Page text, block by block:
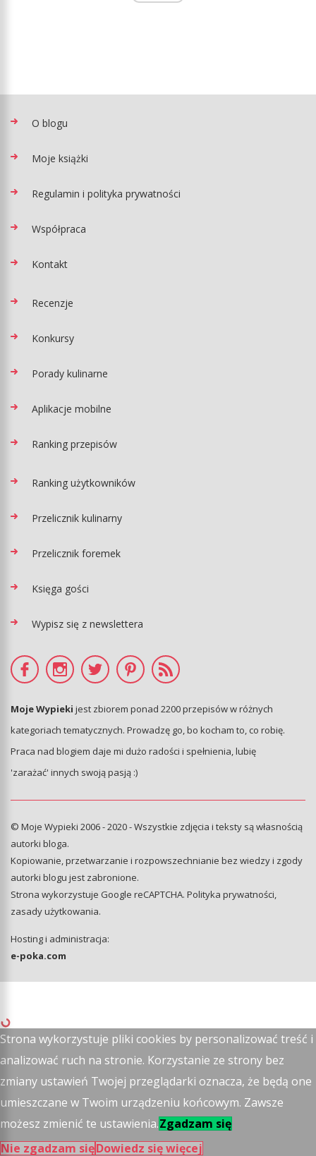
O blogu
Moje książki
Regulamin i polityka prywatności
Współpraca
Kontakt
Recenzje
Konkursy
Porady kulinarne
Aplikacje mobilne
Ranking przepisów
Ranking użytkowników
Przelicznik kulinarny
Przelicznik foremek
Księga gości
Wypisz się z newslettera
Moje Wypieki jest zbiorem ponad 2200 przepisów w różnych
kategoriach tematycznych. Prowadzę go, bo kocham to, co robię.
Praca nad blogiem daje mi dużo radości i spełnienia, lubię
'zarażać' innych swoją pasją :)
© Moje Wypieki 2006 - 2020 - Wszystkie zdjęcia i teksty są własnością
autorki bloga.
Kopiowanie, przetwarzanie i rozpowszechnianie bez wiedzy i zgody
autorki blogu jest zabronione.
Strona wykorzystuje Google reCAPTCHA. Polityka prywatności,
zasady użytkowania.
Hosting i administracja:
e-poka.com
Strona wykorzystuje pliki cookies by personalizować treść i
analizować ruch na stronie. Korzystanie ze strony bez
zmiany ustawień Twojej przeglądarki oznacza, że będą one
umieszczane w Twoim urządzeniu końcowym. Zawsze
możesz zmienić te ustawienia.Zgadzam się
Nie zgadzam sięDowiedz się więcej